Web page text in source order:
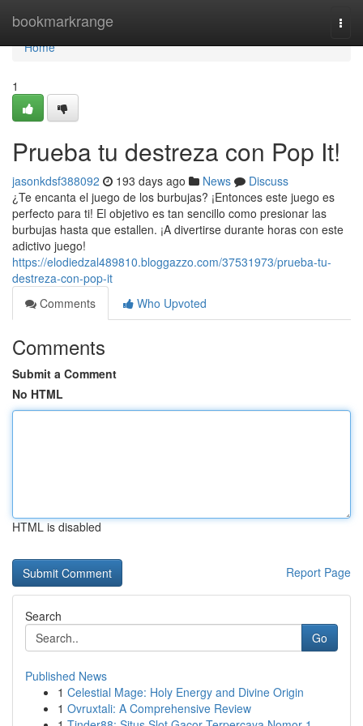
bookmarkrange
Home
Home
1
Prueba tu destreza con Pop It!
jasonkdsf388092 193 days ago News
Discuss
¿Te encanta el juego de los burbujas? ¡Entonces este juego es
perfecto para ti! El objetivo es tan sencillo como presionar las
burbujas hasta que estallen. ¡A divertirse durante horas con este
adictivo juego!
https://elodiedzal489810.bloggazzo.com/37531973/prueba-tu-
destreza-con-pop-it
Comments
Who Upvoted
Comments
Submit a Comment
No HTML
HTML is disabled
Report Page
Search
Go
Published News
1 Celestial Mage: Holy Energy and Divine Origin
1 Ovruxtali: A Comprehensive Review